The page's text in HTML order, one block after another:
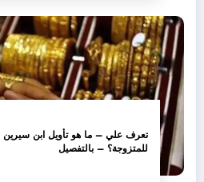
تعرف علي – ما هو تأويل ابن سيرين
للمتزوجة؟ – بالتفصيل